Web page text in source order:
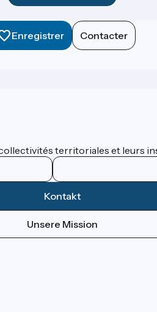
Enregistrer Contacter
territoriales et leurs
Kontakt
Unsere Mission